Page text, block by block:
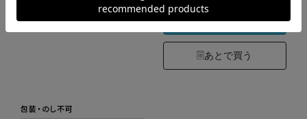
カートに入れる
あとで買う